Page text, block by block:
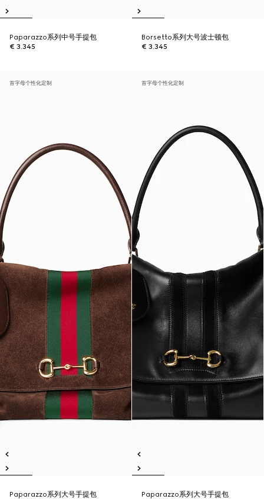
Paparazzo系列中号手提包
€ 3.345
Borsetto系列大号波士顿包
€ 3.345
首字母个性化定制
Paparazzo系列大号手提包
首字母个性化定制
Paparazzo系列大号手提包